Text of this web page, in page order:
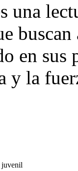
una
en
y la
juvenil